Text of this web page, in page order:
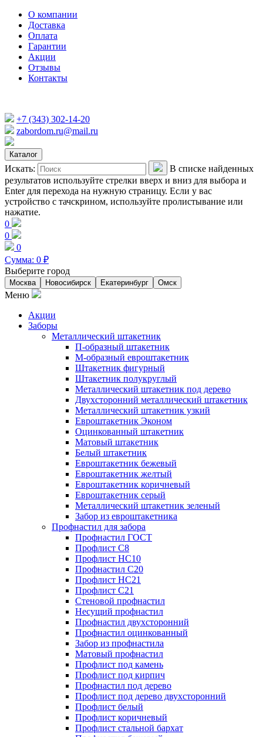
О компании
Доставка
Оплата
Гарантии
Акции
Отзывы
Контакты
+7 (343) 302-14-20
zabordom.ru@mail.ru
Каталог
Искать:
В списке найденных
результатов используйте стрелки вверх и вниз для выбора и
Enter для перехода на нужную страницу. Если у вас
устройство с тачскрином, используйте пролистывание или
нажатие.
0
0
0
Сумма: 0 ₽
Выберите город
Москва Новосибирск Екатеринбург Омск
Меню
Акции
Заборы
Металлический штакетник
П-образный штакетник
М-образный евроштакетник
Штакетник фигурный
Штакетник полукруглый
Металлический штакетник под дерево
Двухсторонний металлический штакетник
Металлический штакетник узкий
Евроштакетник Эконом
Оцинкованный штакетник
Матовый штакетник
Белый штакетник
Евроштакетник бежевый
Евроштакетник желтый
Евроштакетник коричневый
Евроштакетник серый
Металлический штакетник зеленый
Забор из евроштакетника
Профнастил для забора
Профнастил ГОСТ
Профлист С8
Профлист НС10
Профнастил С20
Профлист НС21
Профлист С21
Стеновой профнастил
Несущий профнастил
Профнастил двухсторонний
Профнастил оцинкованный
Забор из профнастила
Матовый профнастил
Профлист под камень
Профлист под кирпич
Профнастил под дерево
Профлист под дерево двухсторонний
Профлист белый
Профлист коричневый
Профлист стальной бархат